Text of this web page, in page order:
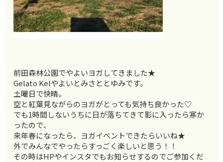
前田森林公園でやよいヨガしてきました★
Gelato Kelやよいとみさととゆみです。
土曜日で快晴。
空と紅葉見ながらのヨガがとっても気持ち良かった♡
でも1時間しないうちに日が落ちてきて影に入ったら寒か
ったので、
来年春になったら、ヨガイベントできたらいいね★
外でみんなでやったらすっごく楽しいと思う！！
その時はHPやインスタでもお知らせするのでご参加くだ